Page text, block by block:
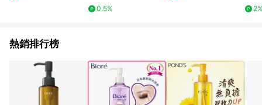
0.5%
熱銷排行榜